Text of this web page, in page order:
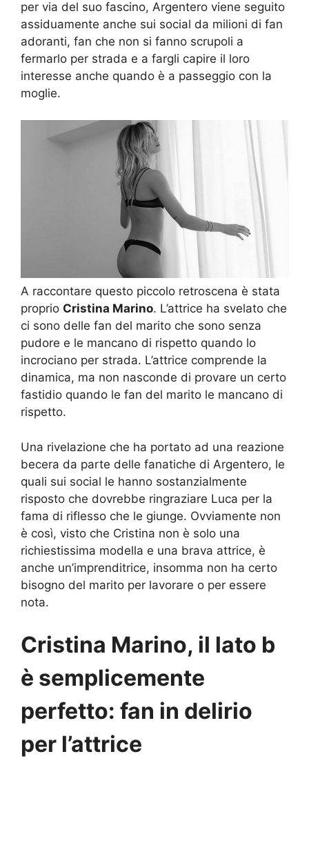
per via del suo fascino, Argentero viene seguito
assiduamente anche sui social da milioni di fan
adoranti, fan che non si fanno scrupoli a
fermarlo per strada e a fargli capire il loro
interesse anche quando è a passeggio con la
moglie.
A raccontare questo piccolo retroscena è stata
proprio Cristina Marino. L’attrice ha svelato che
ci sono delle fan del marito che sono senza
pudore e le mancano di rispetto quando lo
incrociano per strada. L’attrice comprende la
dinamica, ma non nasconde di provare un certo
fastidio quando le fan del marito le mancano di
rispetto.
Una rivelazione che ha portato ad una reazione
becera da parte delle fanatiche di Argentero, le
quali sui social le hanno sostanzialmente
risposto che dovrebbe ringraziare Luca per la
fama di riflesso che le giunge. Ovviamente non
è così, visto che Cristina non è solo una
richiestissima modella e una brava attrice, è
anche un’imprenditrice, insomma non ha certo
bisogno del marito per lavorare o per essere
nota.
Cristina Marino, il lato b
è semplicemente
perfetto: fan in delirio
per l’attrice